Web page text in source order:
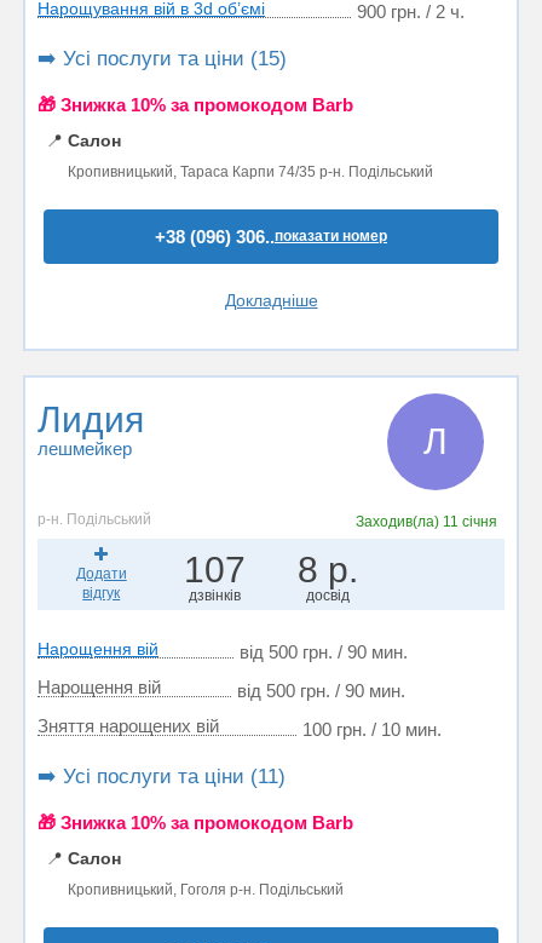
Нарощування вій в 3d об’ємі 900 грн. / 2 ч.
➡️ Усі послуги та ціни (15)
🎁 Знижка 10% за промокодом Barb
📍 Салон
Кропивницький, Тараса Карпи 74/35 р-н. Подільський
+38 (096) 306..показати номер
Докладніше
Лидия
лешмейкер Л
р-н. Подільський Заходив(ла) 11 січня
Додати
відгук
107
дзвінків
8 р.
досвід
Нарощення вій
від 500 грн. / 90 мин.
Нарощення вій
від 500 грн. / 90 мин.
Зняття нарощених вій
100 грн. / 10 мин.
➡️ Усі послуги та ціни (11)
🎁 Знижка 10% за промокодом Barb
📍 Салон
Кропивницький, Гоголя р-н. Подільський